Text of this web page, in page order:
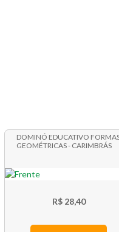
DOMINÓ EDUCATIVO
GEOMÉTRICAS - CARIMBRÁS
R$ 28,40